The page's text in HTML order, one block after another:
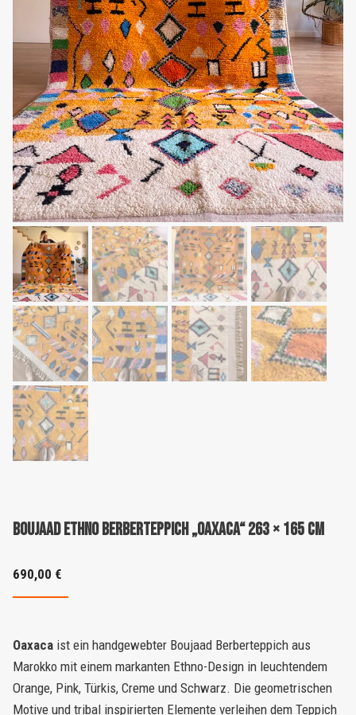
Boujaad Ethno Berberteppich „Oaxaca“ 263 × 165 cm
690,00 €
Oaxaca ist ein handgewebter Boujaad Berberteppich aus
Marokko mit einem markanten Ethno-Design in leuchtendem
Orange, Pink, Türkis, Creme und Schwarz. Die geometrischen
Motive und tribal inspirierten Elemente verleihen dem Teppich